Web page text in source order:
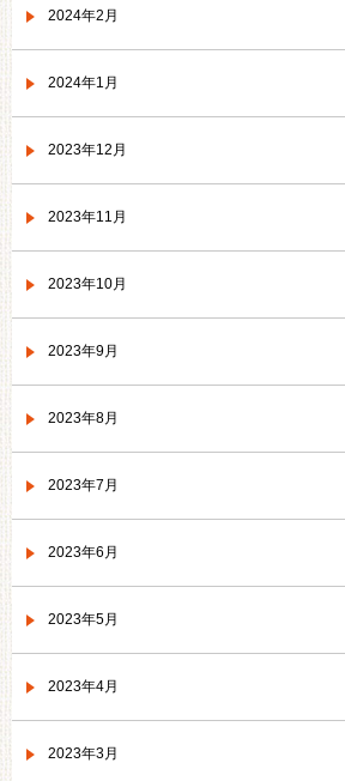
2024年2月
2024年1月
2023年12月
2023年11月
2023年10月
2023年9月
2023年8月
2023年7月
2023年6月
2023年5月
2023年4月
2023年3月